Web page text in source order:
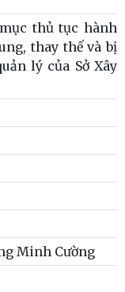
thủ tục hành
thay thế và bị
lý của Sở Xây
Minh Cường